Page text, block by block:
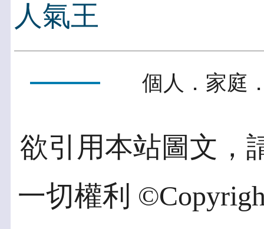
人氣王
個人．家庭
欲引用本站圖文，
一切權利